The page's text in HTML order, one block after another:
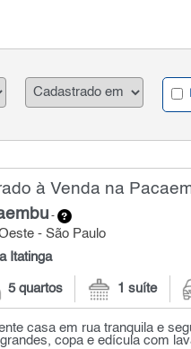
à Venda na
-
- São Paulo
Itatinga
5 quartos 1 suíte
casa em rua tranquila e
copa e edícula com